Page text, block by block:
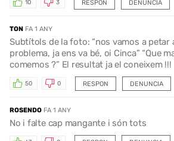
RESPON
10 3 DENUNCIA
TON FA 1 ANY
Subtítols de la foto: “nos vamos a petar
problema, ja ens va bé, oi Cinca” “Que
comemos ?” El resultat ja el coneixem !!!
RESPON
50 0 DENUNCIA
ROSENDO FA 1 ANY
No i falte cap mangante i són tots